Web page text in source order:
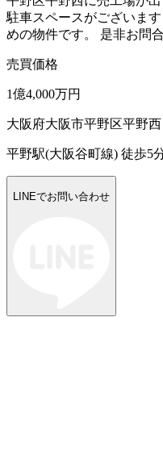
駐車スペースがございま
めの物件です。 是非お問
売買価格
1億4,000万円
大阪府大阪市平野区平野西
平野駅(大阪谷町線) 徒歩5
LINEでお問い合わせ